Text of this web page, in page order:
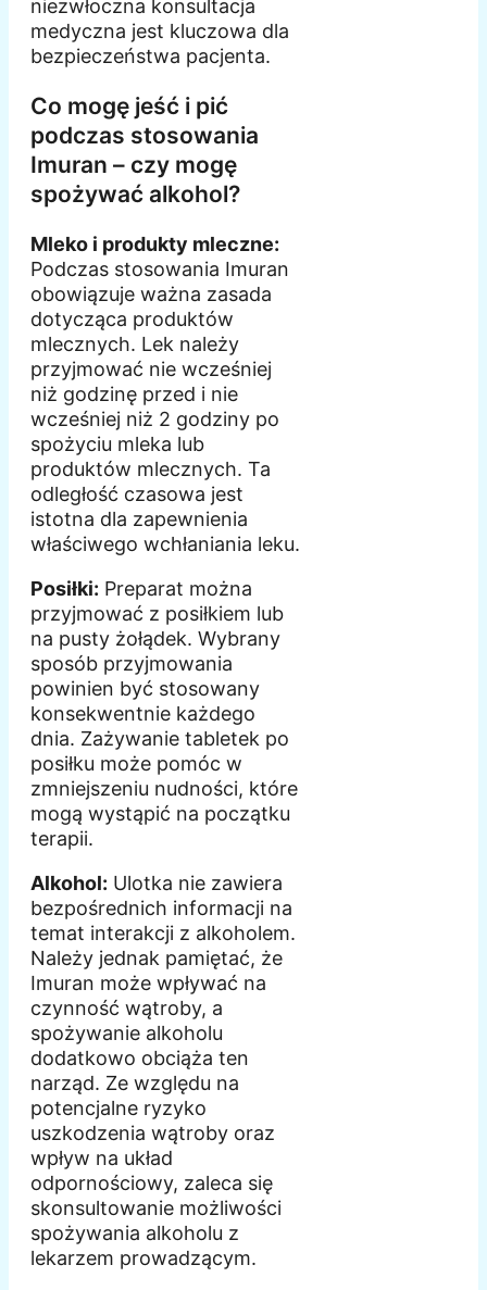
niezwłoczna konsultacja
medyczna jest kluczowa dla
bezpieczeństwa pacjenta.
Co mogę jeść i pić
podczas stosowania
Imuran – czy mogę
spożywać alkohol?
Mleko i produkty mleczne:
Podczas stosowania Imuran
obowiązuje ważna zasada
dotycząca produktów
mlecznych. Lek należy
przyjmować nie wcześniej
niż godzinę przed i nie
wcześniej niż 2 godziny po
spożyciu mleka lub
produktów mlecznych. Ta
odległość czasowa jest
istotna dla zapewnienia
właściwego wchłaniania leku.
Posiłki: Preparat można
przyjmować z posiłkiem lub
na pusty żołądek. Wybrany
sposób przyjmowania
powinien być stosowany
konsekwentnie każdego
dnia. Zażywanie tabletek po
posiłku może pomóc w
zmniejszeniu nudności, które
mogą wystąpić na początku
terapii.
Alkohol: Ulotka nie zawiera
bezpośrednich informacji na
temat interakcji z alkoholem.
Należy jednak pamiętać, że
Imuran może wpływać na
czynność wątroby, a
spożywanie alkoholu
dodatkowo obciąża ten
narząd. Ze względu na
potencjalne ryzyko
uszkodzenia wątroby oraz
wpływ na układ
odpornościowy, zaleca się
skonsultowanie możliwości
spożywania alkoholu z
lekarzem prowadzącym.